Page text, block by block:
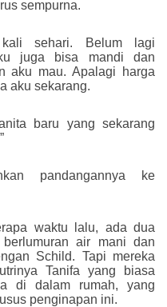
sempurna.
sehari. Belum lagi
juga bisa mandi dan
aku mau. Apalagi harga
aku sekarang.
baru yang sekarang
pandangannya ke
waktu lalu, ada dua
air mani dan
Schild. Tapi mereka
Tanifa yang biasa
di dalam rumah, yang
penginapan ini.